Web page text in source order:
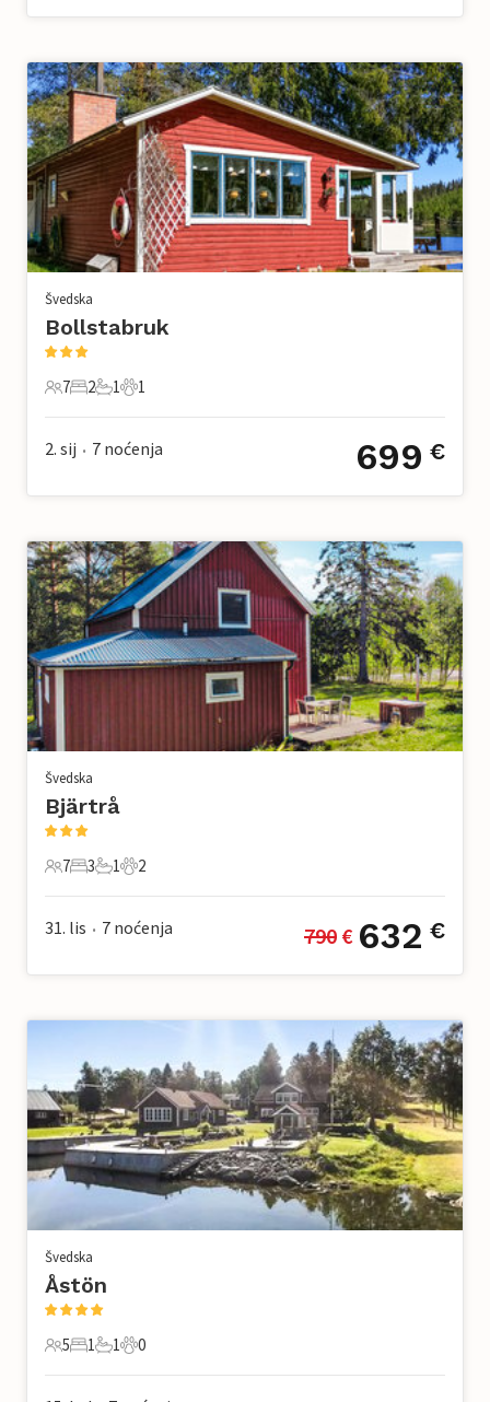
Švedska
Bollstabruk
7 Gosti
7
2 Spavaće sobe
2
1 Kupaonica
1
1 Kućni ljubimac
1
2. sij • 7 noćenja 699 €
Švedska
Bjärtrå
7 Gosti
7
3 Spavaće sobe
3
1 Kupaonica
1
2 Kućni ljubimac
2
31. lis • 7 noćenja 790 € 632 €
Švedska
Åstön
5 Gosti
5
1 Spavaća soba
1
1 Kupaonica
1
0 Kućni ljubimac
0